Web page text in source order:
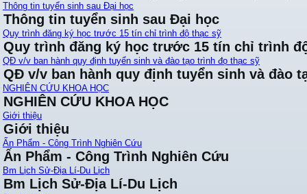
Thông tin tuyển sinh sau Đại học
Thông tin tuyển sinh sau Đại học
Quy trình đăng ký học trước 15 tín chỉ trình độ thạc sỹ
Quy trình đăng ký học trước 15 tín chỉ trình
QĐ v/v ban hành quy định tuyển sinh và đào tạo trình đọ thạc sỹ
QĐ v/v ban hành quy định tuyển sinh và đào
NGHIÊN CỨU KHOA HỌC
NGHIÊN CỨU KHOA HỌC
Giới thiệu
Giới thiệu
Ấn Phẩm - Công Trình Nghiên Cứu
Ấn Phẩm - Công Trình Nghiên Cứu
Bm Lịch Sử-Địa Lí-Du Lịch
Bm Lịch Sử-Địa Lí-Du Lịch